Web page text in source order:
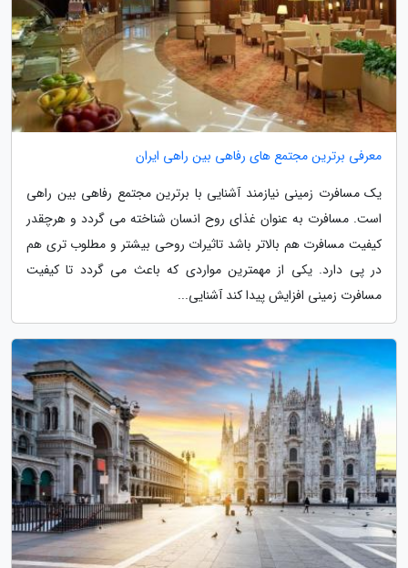
معرفی برترین مجتمع های رفاهی بین راهی ایران
یک مسافرت زمینی نیازمند آشنایی با برترین مجتمع رفاهی بین راهی
است. مسافرت به عنوان غذای روح انسان شناخته می گردد و هرچقدر
کیفیت مسافرت هم بالاتر باشد تاثیرات روحی بیشتر و مطلوب تری هم
در پی دارد. یکی از مهمترین مواردی که باعث می گردد تا کیفیت
مسافرت زمینی افزایش پیدا کند آشنایی...